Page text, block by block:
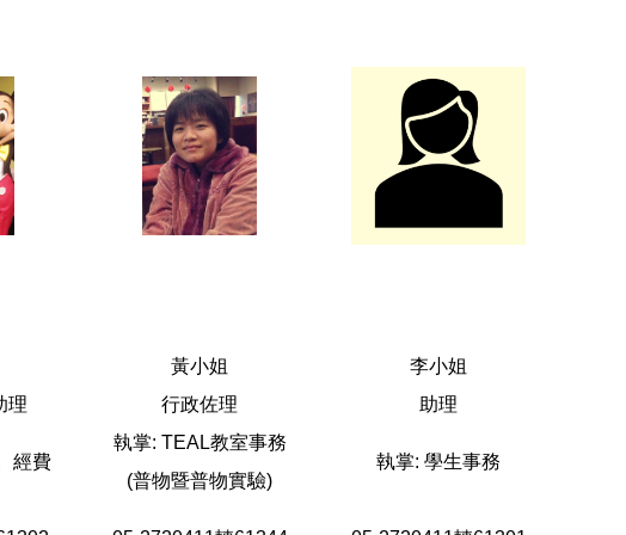
黃小姐
李小姐
理 行政佐理 助理
經費
執掌: TEAL教室事務
(普物暨普物實驗)
執掌: 學生事務